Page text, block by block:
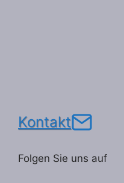
Kontakt
Folgen Sie uns auf